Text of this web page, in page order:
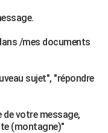
/mes documents
sujet", "répondre
de votre message,
(montagne)"